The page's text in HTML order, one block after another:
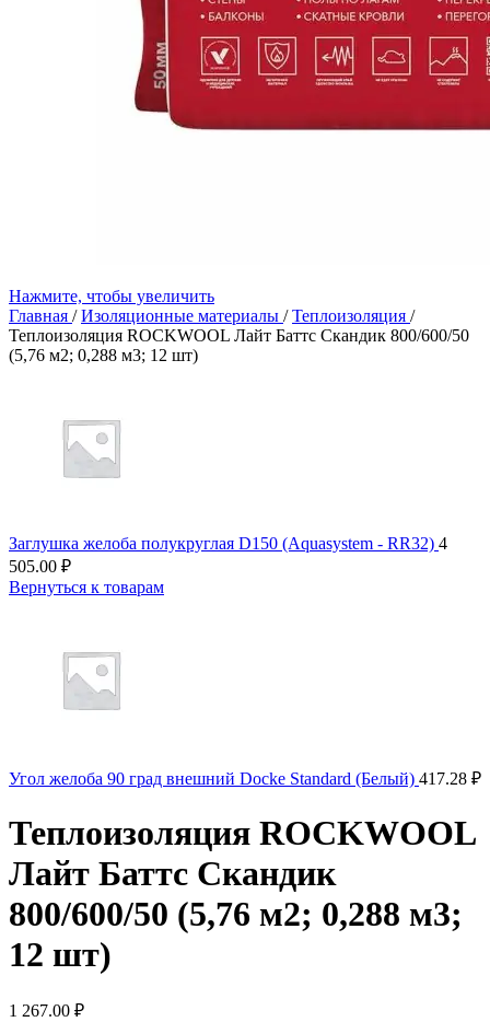
Нажмите, чтобы увеличить
Главная / Изоляционные материалы / Теплоизоляция /
Теплоизоляция ROCKWOOL Лайт Баттс Скандик 800/600/50
(5,76 м2; 0,288 м3; 12 шт)
Заглушка желоба полукруглая D150 (Aquasystem - RR32) 4
505.00 ₽
Вернуться к товарам
Угол желоба 90 град внешний Docke Standard (Белый) 417.28 ₽
Теплоизоляция ROCKWOOL
Лайт Баттс Скандик
800/600/50 (5,76 м2; 0,288 м3;
12 шт)
1 267.00 ₽